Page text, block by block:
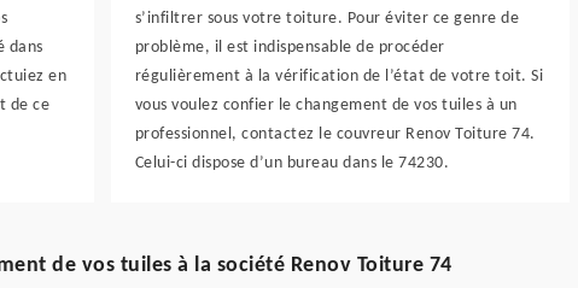
dans
en
de ce
s’infiltrer sous votre toiture. Pour éviter ce genre de
problème, il est indispensable de procéder
régulièrement à la vérification de l’état de votre toit. Si
vous voulez confier le changement de vos tuiles à un
professionnel, contactez le couvreur Renov Toiture 74.
Celui-ci dispose d’un bureau dans le 74230.
de vos tuiles à la société Renov Toiture 74